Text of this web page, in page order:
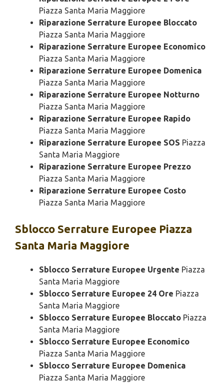
Piazza Santa Maria Maggiore
Riparazione Serrature Europee Bloccato
Piazza Santa Maria Maggiore
Riparazione Serrature Europee Economico
Piazza Santa Maria Maggiore
Riparazione Serrature Europee Domenica
Piazza Santa Maria Maggiore
Riparazione Serrature Europee Notturno
Piazza Santa Maria Maggiore
Riparazione Serrature Europee Rapido
Piazza Santa Maria Maggiore
Riparazione Serrature Europee SOS Piazza
Santa Maria Maggiore
Riparazione Serrature Europee Prezzo
Piazza Santa Maria Maggiore
Riparazione Serrature Europee Costo
Piazza Santa Maria Maggiore
Sblocco Serrature Europee Piazza
Santa Maria Maggiore
Sblocco Serrature Europee Urgente Piazza
Santa Maria Maggiore
Sblocco Serrature Europee 24 Ore Piazza
Santa Maria Maggiore
Sblocco Serrature Europee Bloccato Piazza
Santa Maria Maggiore
Sblocco Serrature Europee Economico
Piazza Santa Maria Maggiore
Sblocco Serrature Europee Domenica
Piazza Santa Maria Maggiore